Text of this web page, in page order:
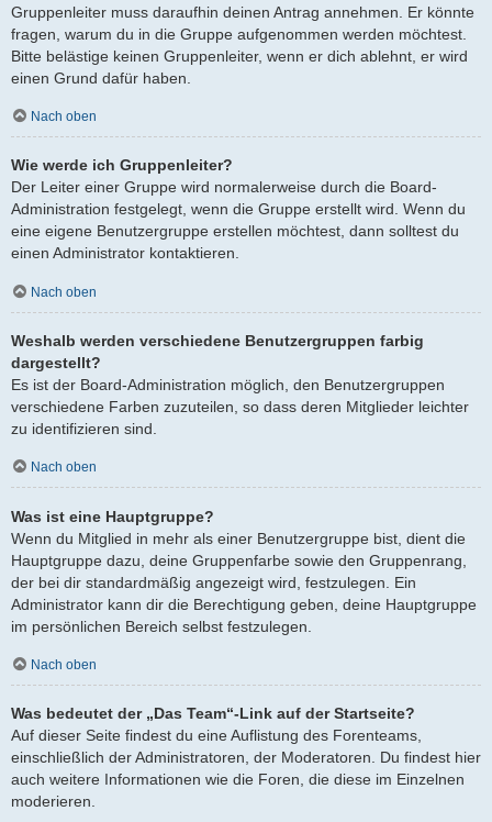
Gruppenleiter muss daraufhin deinen Antrag annehmen. Er könnte
fragen, warum du in die Gruppe aufgenommen werden möchtest.
Bitte belästige keinen Gruppenleiter, wenn er dich ablehnt, er wird
einen Grund dafür haben.
Nach oben
Wie werde ich Gruppenleiter?
Der Leiter einer Gruppe wird normalerweise durch die Board-
Administration festgelegt, wenn die Gruppe erstellt wird. Wenn du
eine eigene Benutzergruppe erstellen möchtest, dann solltest du
einen Administrator kontaktieren.
Nach oben
Weshalb werden verschiedene Benutzergruppen farbig
dargestellt?
Es ist der Board-Administration möglich, den Benutzergruppen
verschiedene Farben zuzuteilen, so dass deren Mitglieder leichter
zu identifizieren sind.
Nach oben
Was ist eine Hauptgruppe?
Wenn du Mitglied in mehr als einer Benutzergruppe bist, dient die
Hauptgruppe dazu, deine Gruppenfarbe sowie den Gruppenrang,
der bei dir standardmäßig angezeigt wird, festzulegen. Ein
Administrator kann dir die Berechtigung geben, deine Hauptgruppe
im persönlichen Bereich selbst festzulegen.
Nach oben
Was bedeutet der „Das Team“-Link auf der Startseite?
Auf dieser Seite findest du eine Auflistung des Forenteams,
einschließlich der Administratoren, der Moderatoren. Du findest hier
auch weitere Informationen wie die Foren, die diese im Einzelnen
moderieren.